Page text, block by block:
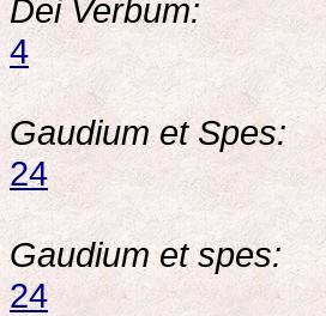
Dei Verbum:
4
Gaudium et Spes:
24
Gaudium et spes:
24